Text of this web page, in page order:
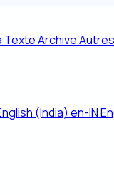
TexteArchive
(India) en-IN